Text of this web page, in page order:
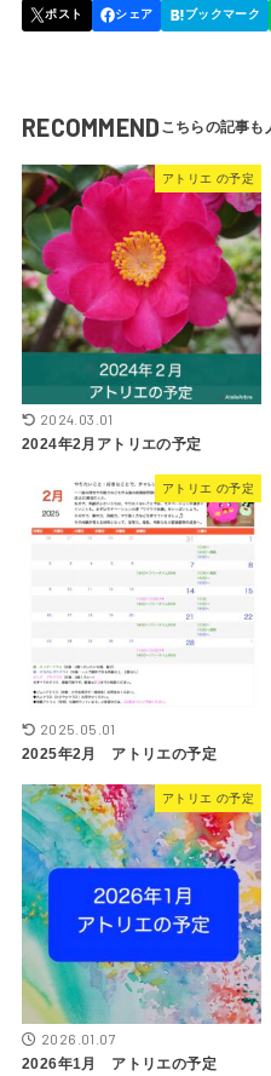
RECOMMEND
アトリエ の予定
2024.03.01
2024年2月アトリエの予定
アトリエ の予定
2025.05.01
2025年2月 アトリエの予定
アトリエ の予定
2026.01.07
2026年1月 アトリエの予定